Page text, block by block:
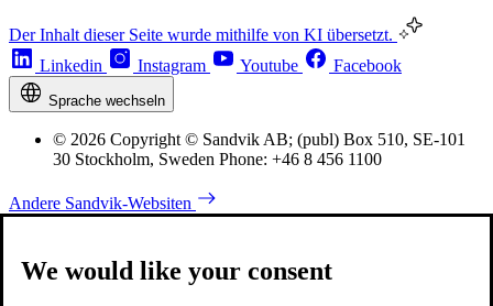
Der Inhalt dieser Seite wurde mithilfe von KI übersetzt.
Linkedin
Instagram Youtube Facebook
Sprache wechseln
© 2026 Copyright © Sandvik AB; (publ) Box 510, SE-101
30 Stockholm, Sweden Phone: +46 8 456 1100
Andere Sandvik-Websiten
We would like your consent